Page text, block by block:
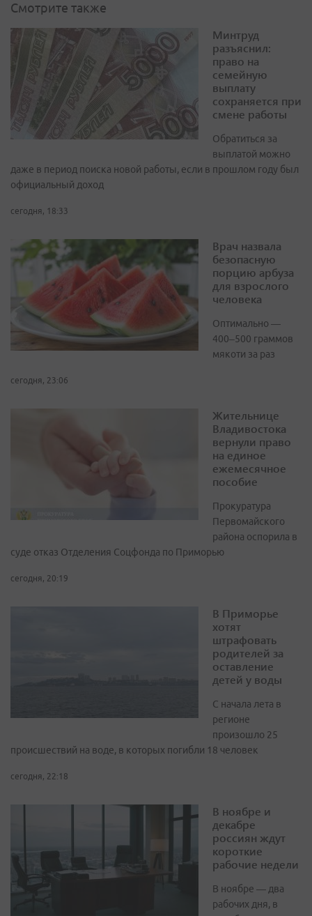
Смотрите также
Минтруд
разъяснил:
право на
семейную
выплату
сохраняется при
смене работы
Обратиться за
выплатой можно
даже в период поиска новой работы, если в прошлом году был
официальный доход
сегодня, 18:33
Врач назвала
безопасную
порцию арбуза
для взрослого
человека
Оптимально —
400–500 граммов
мякоти за раз
сегодня, 23:06
Жительнице
Владивостока
вернули право
на единое
ежемесячное
пособие
Прокуратура
Первомайского
района оспорила в
суде отказ Отделения Соцфонда по Приморью
сегодня, 20:19
В Приморье
хотят
штрафовать
родителей за
оставление
детей у воды
С начала лета в
регионе
произошло 25
происшествий на воде, в которых погибли 18 человек
сегодня, 22:18
В ноябре и
декабре
россиян ждут
короткие
рабочие недели
В ноябре — два
рабочих дня, в